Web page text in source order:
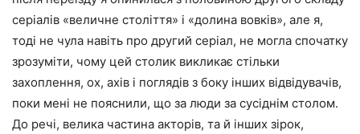
серіалів «величне століття» і «долина вовків», але я,
тоді не чула навіть про другий серіал, не могла спочатку
зрозуміти, чому цей столик викликає стільки
захоплення, ох, ахів і поглядів з боку інших відвідувачів,
поки мені не пояснили, що за люди за сусіднім столом.
До речі, велика частина акторів, та й інших зірок,